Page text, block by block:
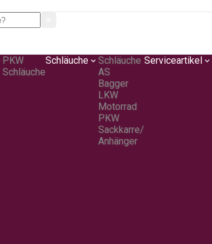
PKW
Schläuche
Schläuche
Schläuche
AS
Bagger
LKW
Motorrad
PKW
Sackkarre/
Anhänger
Serviceartikel